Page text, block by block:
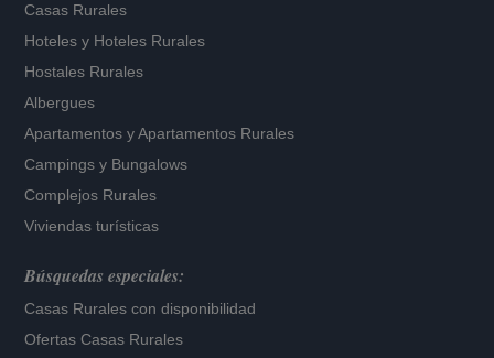
Casas Rurales
Hoteles y Hoteles Rurales
Hostales Rurales
Albergues
Apartamentos yApartamentos Rurales
Campings y Bungalows
Complejos Rurales
Viviendas turísticas
Búsquedas especiales:
Casas Rurales con disponibilidad
Ofertas Casas Rurales